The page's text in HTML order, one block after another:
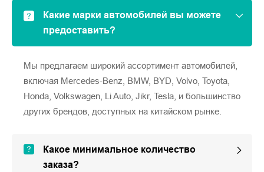
Какие марки автомобилей вы можете
предоставить?
Мы предлагаем широкий ассортимент автомобилей,
включая Mercedes-Benz, BMW, BYD, Volvo, Toyota,
Honda, Volkswagen, Li Auto, Jikr, Tesla, и большинство
других брендов, доступных на китайском рынке.
Какое минимальное количество
заказа?